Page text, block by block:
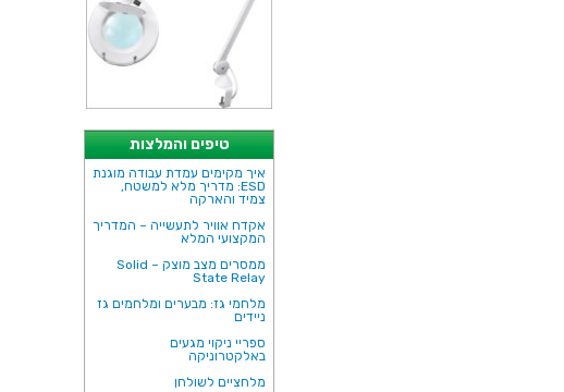
טיפים והמלצות
איך מקימים עמדת עבודה מוגנת
ESD: מדריך מלא למשטח,
צמיד והארקה
אקדח אוויר לתעשייה – המדריך
המקצועי המלא
ממסרים מצב מוצק – Solid
State Relay
מלחמי גז: מבערים ומלחמים גז
ניידים
ספריי ניקוי מגעים
באלקטרוניקה
מלחציים לשולחן